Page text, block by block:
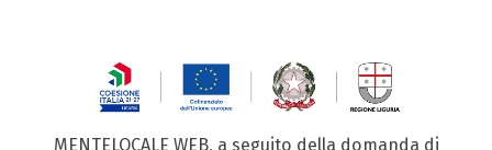
MENTELOCALE WEB, a seguito della domanda di